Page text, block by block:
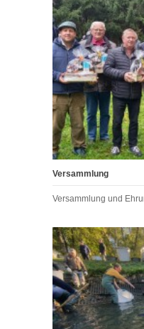
Versammlung
Versammlung und